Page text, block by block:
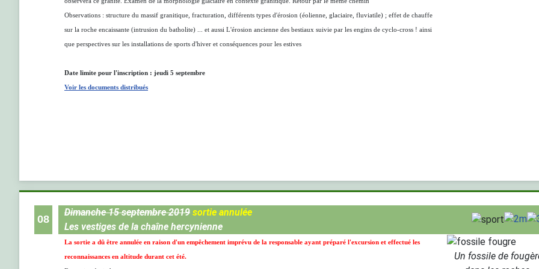
Observations : structure du massif granitique, fracturation, différents types d'érosion (éolienne, glaciaire, fluviatile) ; effet de chauffe
sur la roche encaissante (intrusion du batholite) ... et aussi L'érosion ancienne des bestiaux suivie par les engins de cyclo-cross ! ainsi
que perspectives sur les installations de sports d'hiver et conséquences pour les estives
Date limite pour l'inscription : jeudi 5 septembre
Voir les documents distribués
08
Dimanche 15 septembre 2019 sortie annulée
Les vestiges de la chaîne hercynienne
La sortie a dû être annulée en raison d'un empêchement imprévu de la responsable ayant préparé l'excursion et effectué les
reconnaissances en altitude durant cet été.
Un fossile de